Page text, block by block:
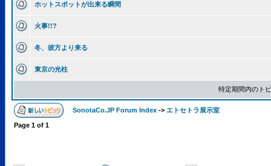
ホットスポットが出来る瞬間
火事!!?
冬、彼方より来る
東京の光柱
特定期間内のト
SonotaCo.JP Forum Index -> エトセトラ展示室
Page 1 of 1